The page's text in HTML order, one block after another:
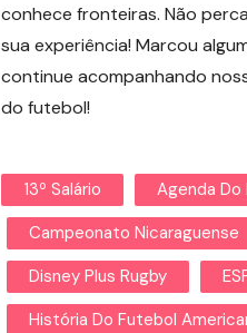
conhece fronteiras. Não
sua experiência! Marcou
continue acompanhando
do futebol!
13º Salário Agenda
Campeonato Nicaraguense
Disney Plus Rugby
História Do Futebol